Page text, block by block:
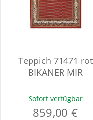
Teppich 71471 rot
BIKANER MIR
Sofort verfügbar
859,00 €